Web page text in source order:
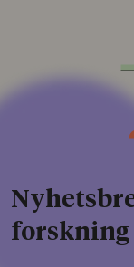
forskning